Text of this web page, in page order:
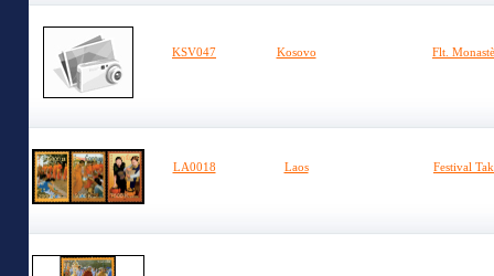
KSV047 Kosovo Flt.
LA0018 Laos Festival